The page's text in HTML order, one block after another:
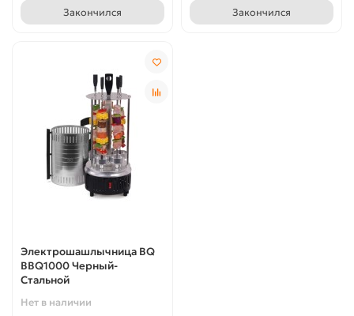
Закончился Закончился
Электрошашлычница BQ
BBQ1000 Черный-
Стальной
Нет в наличии